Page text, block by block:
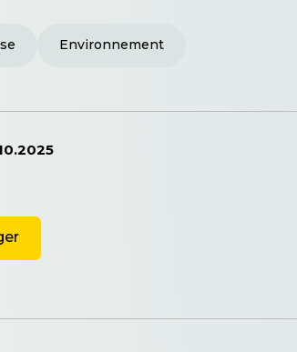
Environnement